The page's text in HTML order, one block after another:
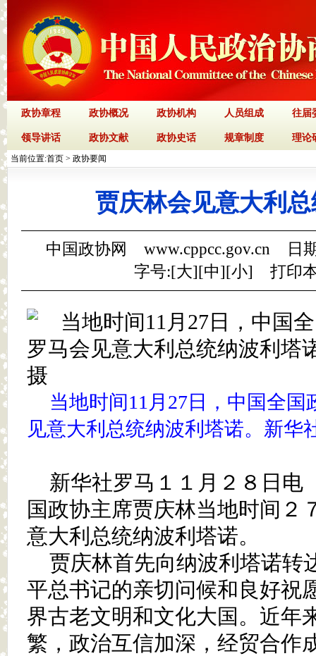
政协章程 政协概况 政协机构 人员组成 往届
领导讲话 政协文献 政协史话 规章制度 理论
当前位置:首页 > 政协要闻
贾庆林会见意大利
中国政协网 www.cppcc.gov.cn 日
字号:[大][中][小] 打印
当地时间11月27日，中国全
见意大利总统纳波利塔诺。新华
新华社罗马１１月２８日电
国政协主席贾庆林当地时间２
意大利总统纳波利塔诺。
贾庆林首先向纳波利塔诺转
平总书记的亲切问候和良好祝
界古老文明和文化大国。近年
繁，政治互信加深，经贸合作